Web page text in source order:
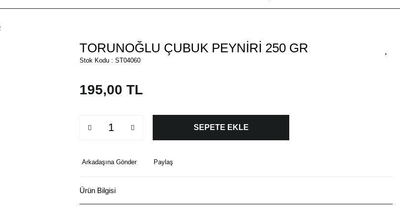
TORUNOĞLU ÇUBUK PEYNİRİ 250 GR
Stok Kodu : ST04060
195,00 TL
SEPETE EKLE
Arkadaşına Gönder Paylaş
Ürün Bilgisi